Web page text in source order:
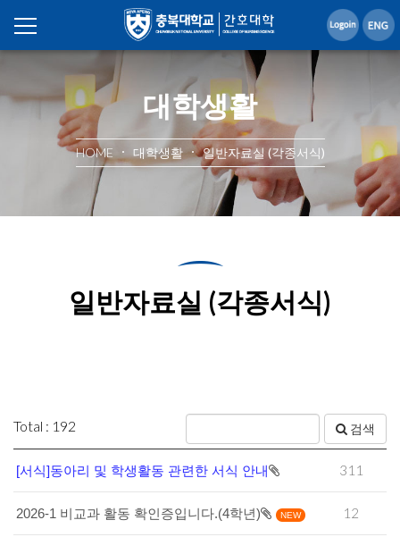
대학생활
HOME 대학생활 일반자료실 (각종서식)
일반자료실 (각종서식)
Total : 192 검색
[서식]동아리 및 학생활동 관련한 서식 안내 311
2026-1 비교과 활동 확인증입니다.(4학년) NEW 12